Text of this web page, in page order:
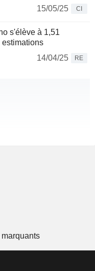
15/05/25
CI
s'élève à 1,51
14/04/25
RE
marquants